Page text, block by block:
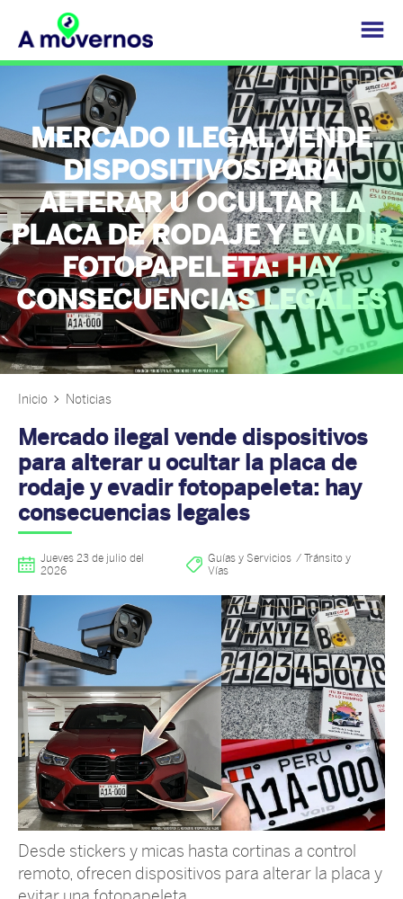
MERCADO ILEGAL VENDE
DISPOSITIVOS PARA
ALTERAR U OCULTAR LA
PLACA DE RODAJE Y EVADIR
FOTOPAPELETA: HAY
CONSECUENCIAS LEGALES
Inicio Noticias
Mercado ilegal vende dispositivos
para alterar u ocultar la placa de
rodaje y evadir fotopapeleta: hay
consecuencias legales
Jueves 23 de julio del
2026
Guías y Servicios
Tránsito y
Vías
Desde stickers y micas hasta cortinas a control
remoto, ofrecen dispositivos para alterar la placa y